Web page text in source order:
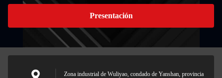
Presentación
Zona industrial de Wuliyao, condado de Yanshan, provincia